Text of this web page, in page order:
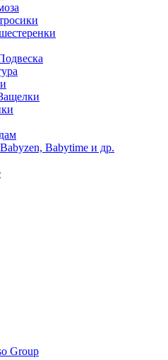
Babytime и др.
Group